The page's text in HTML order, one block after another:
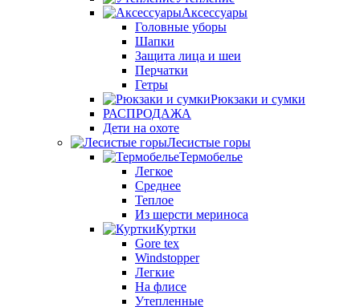
Аксессуары
Головные уборы
Шапки
Защита лица и шеи
Перчатки
Гетры
Рюкзаки и сумки
РАСПРОДАЖА
Дети на охоте
Лесистые горы
Термобелье
Легкое
Среднее
Теплое
Из шерсти мериноса
Куртки
Gore tex
Windstopper
Легкие
На флисе
Утепленные